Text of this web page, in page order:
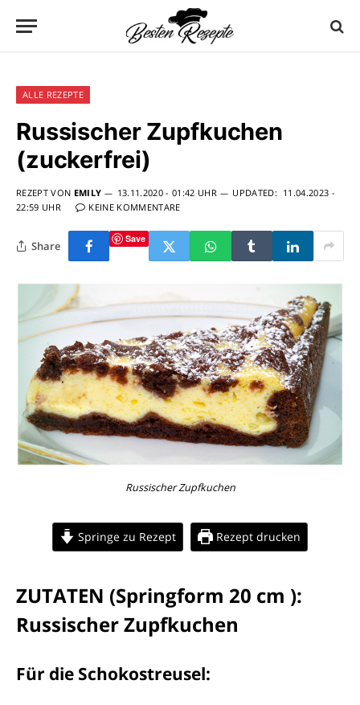
ALLE REZEPTE
Russischer Zupfkuchen
(zuckerfrei)
REZEPT VON EMILY 13.11.2020 - 01:42 UHR UPDATED: 11.04.2023 -
22:59 UHR
KEINE KOMMENTARE
Share Save
Russischer Zupfkuchen
Springe zu Rezept Rezept drucken
ZUTATEN (Springform 20 cm ):
Russischer Zupfkuchen
Für die Schokostreusel: